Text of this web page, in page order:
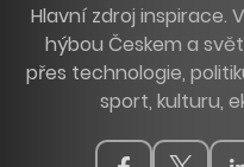
Hlavní zdroj inspirace.
hýbou Českem a
přes technologie,
sport, kulturu,